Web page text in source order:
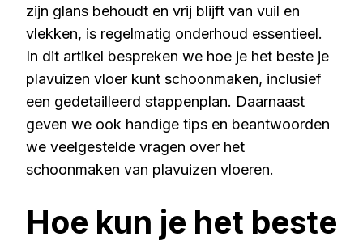
zijn glans behoudt en vrij blijft van vuil en
vlekken, is regelmatig onderhoud essentieel.
In dit artikel bespreken we hoe je het beste je
plavuizen vloer kunt schoonmaken, inclusief
een gedetailleerd stappenplan. Daarnaast
geven we ook handige tips en beantwoorden
we veelgestelde vragen over het
schoonmaken van plavuizen vloeren.
Hoe kun je het beste